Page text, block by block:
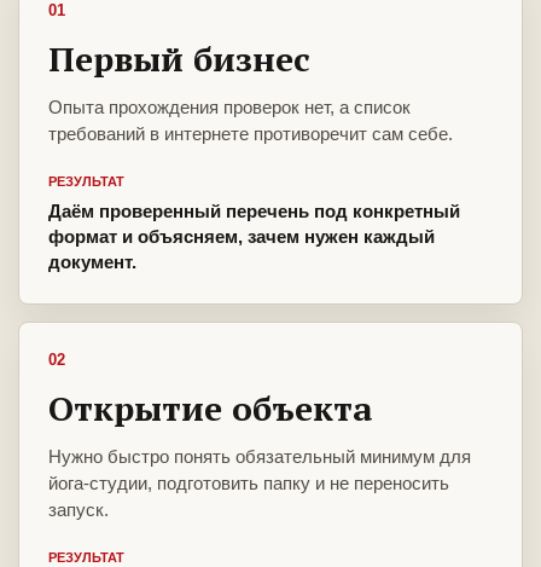
01
Первый бизнес
Опыта прохождения проверок нет, а список
требований в интернете противоречит сам себе.
РЕЗУЛЬТАТ
Даём проверенный перечень под конкретный
формат и объясняем, зачем нужен каждый
документ.
02
Открытие объекта
Нужно быстро понять обязательный минимум для
йога-студии, подготовить папку и не переносить
запуск.
РЕЗУЛЬТАТ